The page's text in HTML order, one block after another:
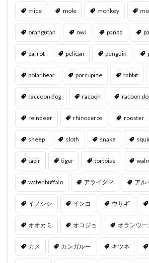
mice mole monkey
orangutan owl panda
parrot pelican penguin
polar bear porcupine rabbit
raccoon dog racoon racoon
reindeer rhinoceros rooster
sheep sloth snake
tapir tiger tortoise
water buffalo アライグマ アル
イノシシ インコ ウサギ
オオカミ オコジョ オランウー
カメ カンガルー キツネ